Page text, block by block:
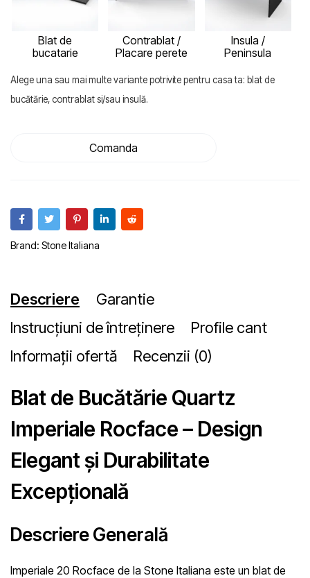
Blat de
bucatarie
Contrablat /
Placare perete
Insula /
Peninsula
Alege una sau mai multe variante potrivite pentru casa ta: blat de
bucătărie, contrablat si/sau insulă.
Comanda
Brand: Stone Italiana
Descriere
Garantie
Instrucțiuni de întreținere
Profile cant
Informații ofertă
Recenzii (0)
Blat de Bucătărie Quartz
Imperiale Rocface – Design
Elegant și Durabilitate
Excepțională
Descriere Generală
Imperiale 20 Rocface de la Stone Italiana este un blat de